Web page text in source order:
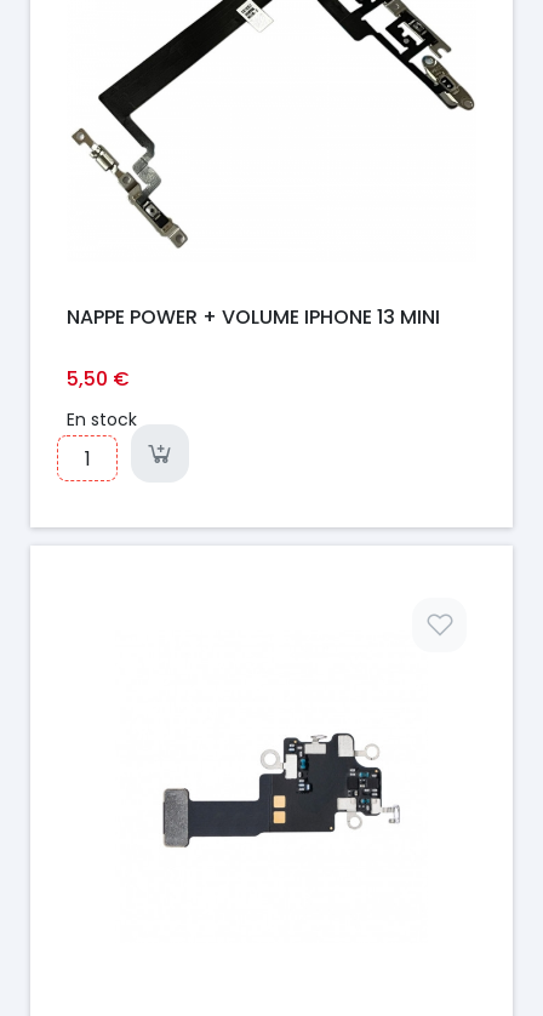
NAPPE POWER + VOLUME IPHONE 13 MINI
5,50 €
En stock